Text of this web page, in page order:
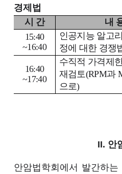
경제법
시 간
내
15:40
~16:40
인공지능 알고
정에 대한 경쟁
16:40
~17:40
수직적 가격제
재검토(RPM과
으로)
II. 안
안암법학회에서 발간하